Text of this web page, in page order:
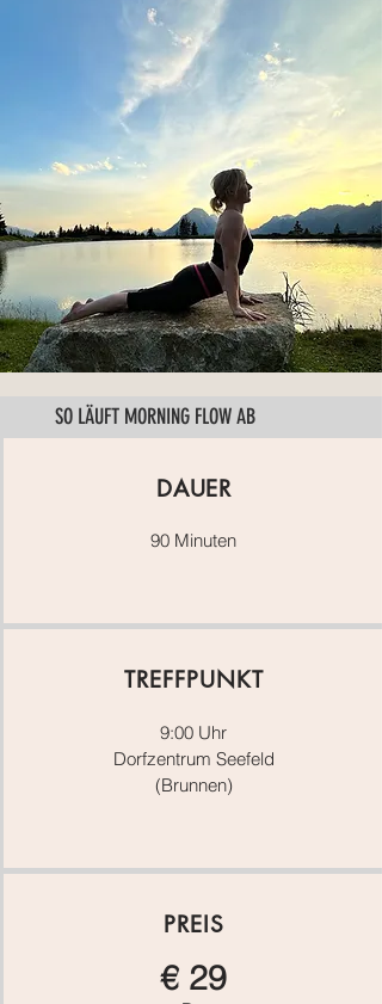
SO LÄUFT MORNING FLOW AB
DAUER
90 Minuten
TREFFPUNKT
9:00 Uhr
Dorfzentrum Seefeld
(Brunnen)
PREIS
€ 29